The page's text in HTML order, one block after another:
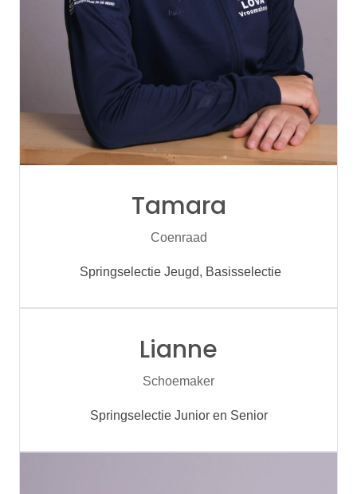
Tamara
Coenraad
Springselectie Jeugd, Basisselectie
Lianne
Schoemaker
Springselectie Junior en Senior